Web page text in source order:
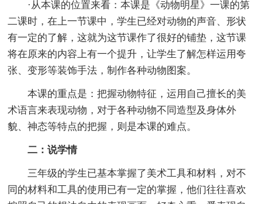
·从本课的位置来看：本课是《动物明星》一课的第
二课时，在上一节课中，学生已经对动物的声音、形状
有一定的了解，这就为这节课作了很好的铺垫，这节课
将在原来的内容上有一个提升，让学生了解怎样运用夸
张、变形等装饰手法，制作各种动物图案。
本课的重点是：把握动物特征，运用自己擅长的美
术语言来表现动物，对于各种动物不同造型及身体外
貌、神态等特点的把握，则是本课的难点。
二：说学情
三年级的学生已基本掌握了美术工具和材料，对不
同的材料和工具的使用已有一定的掌握，他们往往喜欢